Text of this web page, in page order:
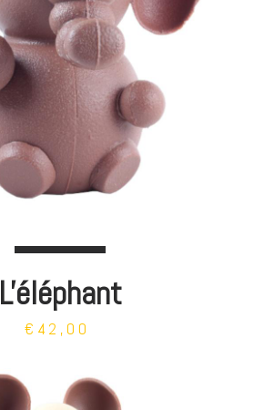
L'éléphant
€42,00